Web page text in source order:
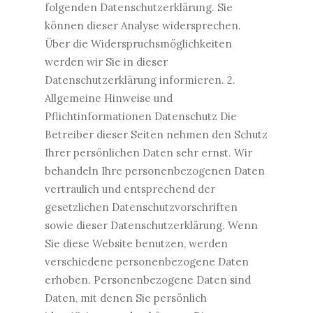
folgenden Datenschutzerklärung. Sie
können dieser Analyse widersprechen.
Über die Widerspruchsmöglichkeiten
werden wir Sie in dieser
Datenschutzerklärung informieren. 2.
Allgemeine Hinweise und
Pflichtinformationen Datenschutz Die
Betreiber dieser Seiten nehmen den Schutz
Ihrer persönlichen Daten sehr ernst. Wir
behandeln Ihre personenbezogenen Daten
vertraulich und entsprechend der
gesetzlichen Datenschutzvorschriften
sowie dieser Datenschutzerklärung. Wenn
Sie diese Website benutzen, werden
verschiedene personenbezogene Daten
erhoben. Personenbezogene Daten sind
Daten, mit denen Sie persönlich